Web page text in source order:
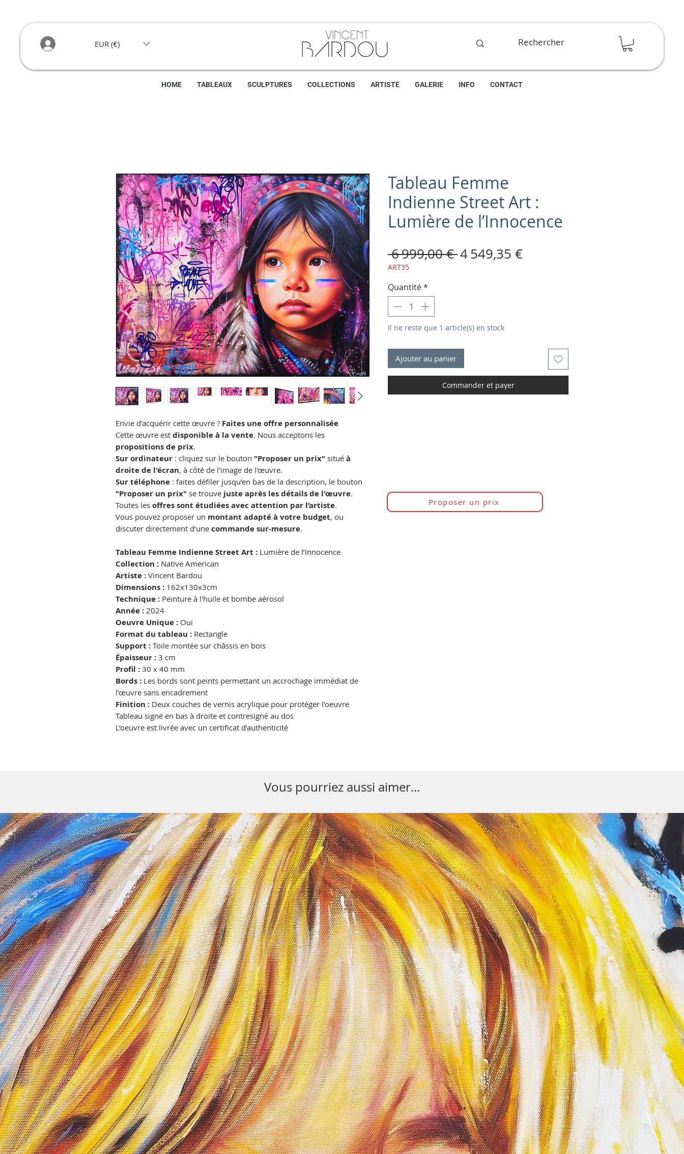
EUR (€)
HOME TABLEAUX SCULPTURES COLLECTIONS ARTISTE GALERIE INFO CONTACT
Envie d'acquérir cette œuvre ? Faites une offre personnalisée
Cette œuvre est disponible à la vente. Nous acceptons les
propositions de prix.
Sur ordinateur : cliquez sur le bouton "Proposer un prix" situé à
droite de l'écran, à côté de l'image de l'œuvre.
Sur téléphone : faites défiler jusqu’en bas de la description, le bouton
"Proposer un prix" se trouve juste après les détails de l'œuvre.
Toutes les offres sont étudiées avec attention par l’artiste.
Vous pouvez proposer un montant adapté à votre budget, ou
discuter directement d’une commande sur-mesure.
Tableau Femme Indienne Street Art : Lumière de l’Innocence
Collection : Native American
Artiste : Vincent Bardou
Dimensions : 162x130x3cm
Technique : Peinture à l'huile et bombe aérosol
Année : 2024
Oeuvre Unique : Oui
Format du tableau : Rectangle
Support : Toile montée sur châssis en bois
Épaisseur : 3 cm
Profil : 30 x 40 mm
Bords : Les bords sont peints permettant un accrochage immédiat de
l’œuvre sans encadrement
Finition : Deux couches de vernis acrylique pour protéger l'oeuvre
Tableau signé en bas à droite et contresigné au dos
L’oeuvre est livrée avec un certificat d’authenticité
Tableau Femme
Indienne Street Art :
Lumière de l’Innocence
6 999,00 € Prix
4 549,35 €Prix
ART35
Quantité*
Il ne reste que 1 article(s) en stock
Ajouter au panier
Commander et payer
Proposer un prix
Vous pourriez aussi aimer...